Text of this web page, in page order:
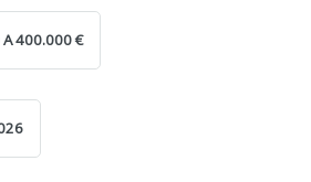
400.000 €